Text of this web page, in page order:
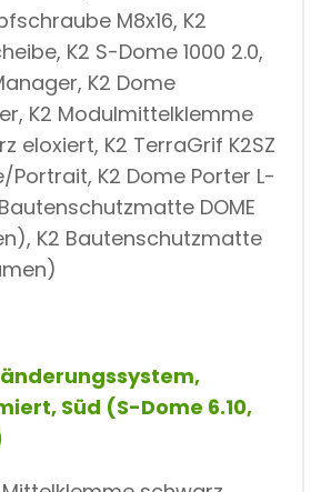
M8x16, K2
K2 S-Dome 1000 2.0,
K2 Dome
K2 Modulmittelklemme
eloxiert, K2 TerraGrif K2SZ
Portrait, K2 Dome Porter L-
DOME
K2 Bautenschutzmatte
Süd (S-Dome 6.10,